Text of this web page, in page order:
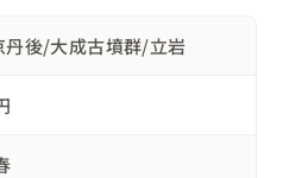
丹後/大成古墳群/立岩